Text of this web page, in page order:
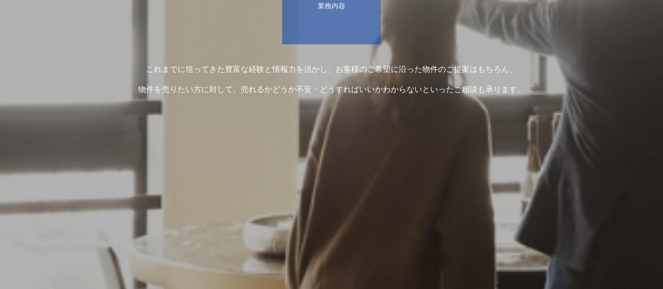
業務内容
これまでに培ってきた豊富な経験と情報力を活かし、お客様のご希望に沿った物件のご提案はもちろん、
物件を売りたい方に対して、売れるかどうか不安・どうすればいいかわからないといったご相談も承ります。